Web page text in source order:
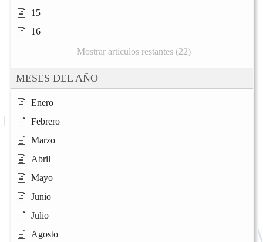
15
16
Mostrar artículos restantes (22)
MESES DEL AÑO
Enero
Febrero
Marzo
Abril
Mayo
Junio
Julio
Agosto